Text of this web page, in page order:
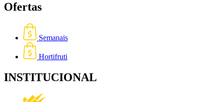
Ofertas
Semanais
Hortifruti
INSTITUCIONAL